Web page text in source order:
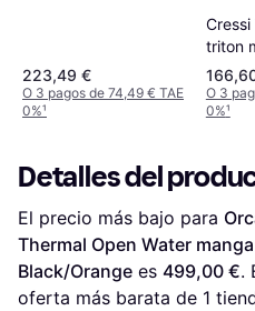
223,49 €
O 3 pagos de 74,49 € TAE
0%¹
triton
O 3
0%¹
Detalles del
El precio más bajo para
Thermal Open Water
Black/Orange es 499,00 €.
oferta más barata de 1